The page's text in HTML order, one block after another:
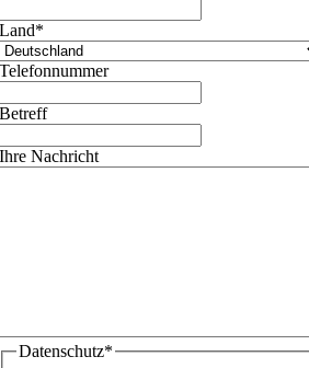
Land*
Telefonnummer
Betreff
Ihre Nachricht
Datenschutz*